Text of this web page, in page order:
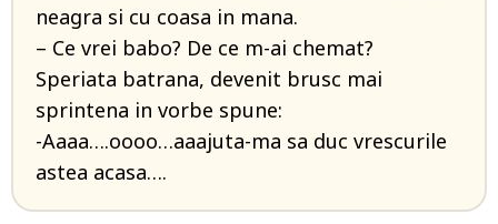
neagra si cu coasa in mana.
– Ce vrei babo? De ce m-ai chemat?
Speriata batrana, devenit brusc mai
sprintena in vorbe spune:
-Aaaa….oooo…aaajuta-ma sa duc vrescurile
astea acasa….